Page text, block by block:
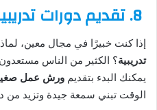
8. تقديم دورات
إذا كنت خبيرًا في مجال معين،
تدريبية؟ الكثير من الناس
يمكنك البدء بتقديم ورش عمل
الوقت تبني سمعة جيدة وتزيد من